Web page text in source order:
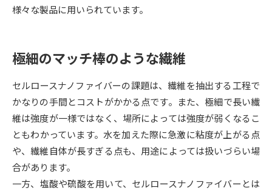
デジタルパンフレット 進路の３択
新学年スタート号特集ページ
（高3生用）
新学年スタート号特集ページ
（高2生用）
SELFBRAND特集ページ
オープンキャンパスなどを調べる
オープンキャンパス検索 実施プログラムから探す
様々な製品に用いられています。
極細のマッチ棒のような繊維
セルロースナノファイバーの課題は、繊維を抽出する工程で
かなりの手間とコストがかかる点です。また、極細で長い繊
維は強度が一様ではなく、場所によっては強度が弱くなるこ
ともわかっています。水を加えた際に急激に粘度が上がる点
や、繊維自体が長すぎる点も、用途によっては扱いづらい場
合があります。
一方、塩酸や硫酸を用いて、セルロースナノファイバーとは